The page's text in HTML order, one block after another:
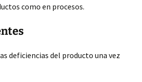
como en procesos.
deficiencias del producto una vez